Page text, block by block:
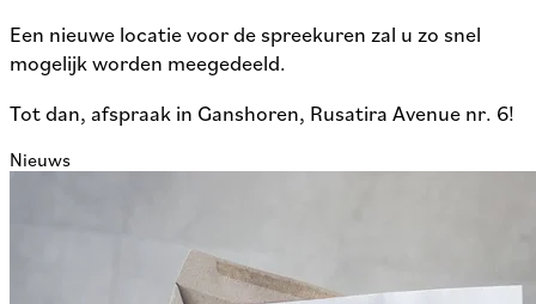
Een nieuwe locatie voor de spreekuren zal u zo snel
mogelijk worden meegedeeld.
Tot dan, afspraak in Ganshoren, Rusatira Avenue nr. 6!
Nieuws